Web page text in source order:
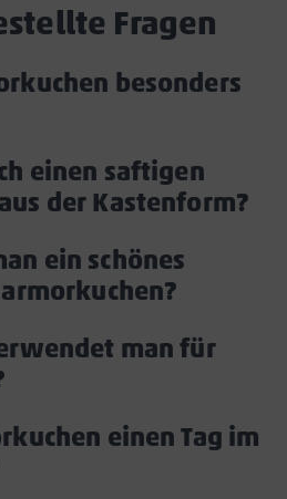
Fragen
besonders
einen saftigen
der Kastenform?
ein schönes
öffnen/
man für
öffnen/schließen
einen Tag im